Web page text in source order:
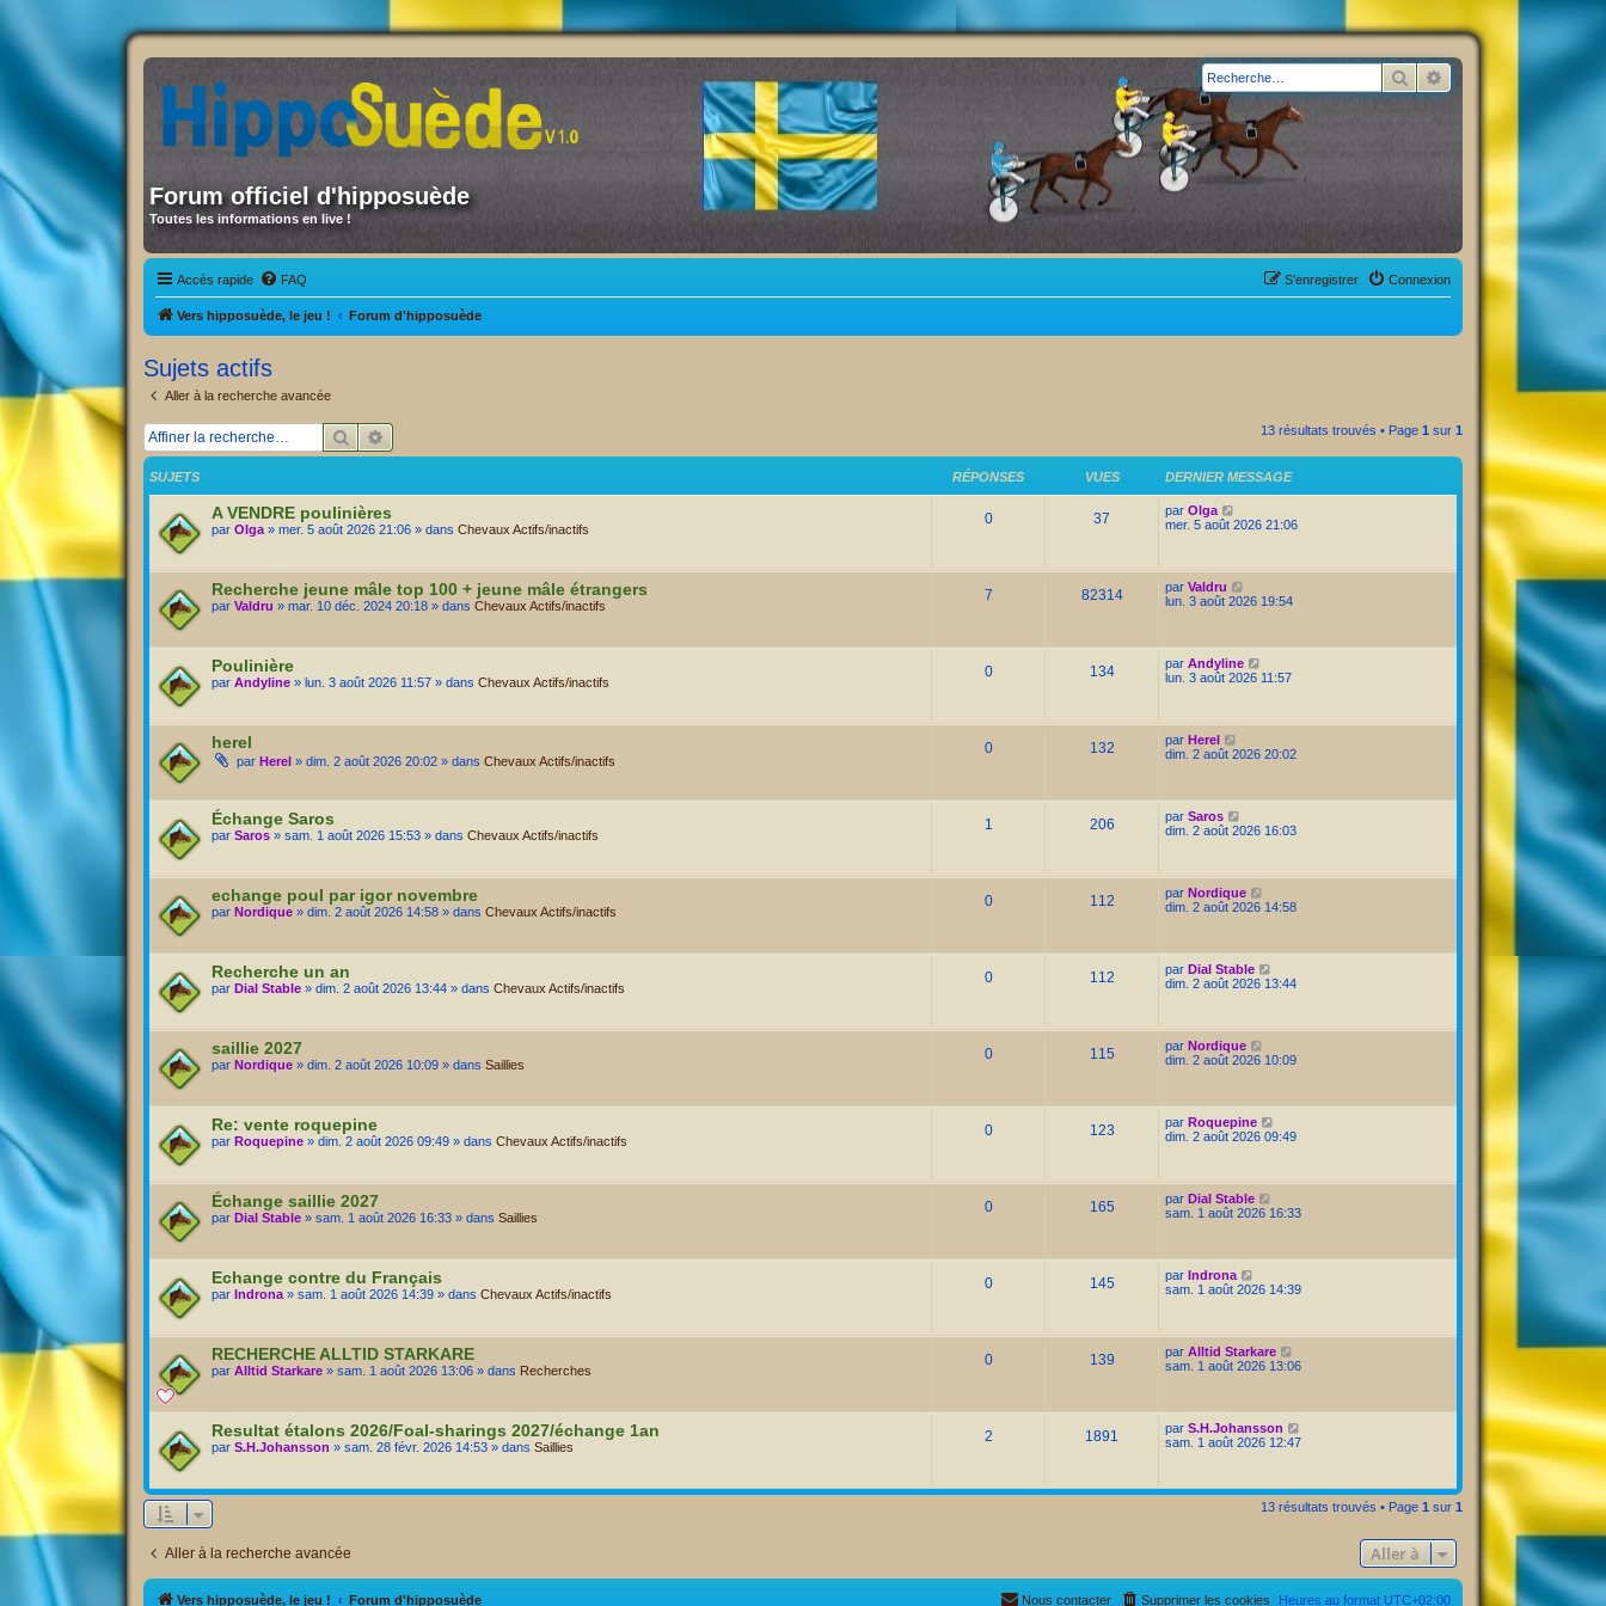
Forum officiel d'hipposuède
Toutes les informations en live !
Rechercher
Accès rapide FAQ Connexion
S’enregistrer
Vers hipposuède, le jeu ! Forum d'hipposuède
Sujets actifs
Aller à la recherche avancée
Rechercher 13 résultats trouvés • Page 1 sur 1
SUJETS RÉPONSES VUES DERNIER MESSAGE
A VENDRE poulinières
par Olga » mer. 5 août 2026 21:06 » dans Chevaux Actifs/inactifs
0 37 par Olga
mer. 5 août 2026 21:06
Recherche jeune mâle top 100 + jeune mâle étrangers
par Valdru » mar. 10 déc. 2024 20:18 » dans Chevaux Actifs/inactifs
7 82314 par Valdru
lun. 3 août 2026 19:54
Poulinière
par Andyline » lun. 3 août 2026 11:57 » dans Chevaux Actifs/inactifs
0 134 par Andyline
lun. 3 août 2026 11:57
herel
par Herel » dim. 2 août 2026 20:02 » dans Chevaux Actifs/inactifs
0 132 par Herel
dim. 2 août 2026 20:02
Échange Saros
par Saros » sam. 1 août 2026 15:53 » dans Chevaux Actifs/inactifs
1 206 par Saros
dim. 2 août 2026 16:03
echange poul par igor novembre
par Nordique » dim. 2 août 2026 14:58 » dans Chevaux Actifs/inactifs
0 112 par Nordique
dim. 2 août 2026 14:58
Recherche un an
par Dial Stable » dim. 2 août 2026 13:44 » dans Chevaux Actifs/inactifs
0 112 par Dial Stable
dim. 2 août 2026 13:44
saillie 2027
par Nordique » dim. 2 août 2026 10:09 » dans Saillies
0 115 par Nordique
dim. 2 août 2026 10:09
Re: vente roquepine
par Roquepine » dim. 2 août 2026 09:49 » dans Chevaux Actifs/inactifs
0 123 par Roquepine
dim. 2 août 2026 09:49
Échange saillie 2027
par Dial Stable » sam. 1 août 2026 16:33 » dans Saillies
0 165 par Dial Stable
sam. 1 août 2026 16:33
Echange contre du Français
par Indrona » sam. 1 août 2026 14:39 » dans Chevaux Actifs/inactifs
0 145 par Indrona
sam. 1 août 2026 14:39
RECHERCHE ALLTID STARKARE
par Alltid Starkare » sam. 1 août 2026 13:06 » dans Recherches
0 139 par Alltid Starkare
sam. 1 août 2026 13:06
Resultat étalons 2026/Foal-sharings 2027/échange 1an
par S.H.Johansson » sam. 28 févr. 2026 14:53 » dans Saillies
2 1891 par S.H.Johansson
sam. 1 août 2026 12:47
13 résultats trouvés • Page 1 sur 1
Aller à la recherche avancée Aller à
Vers hipposuède, le jeu ! Forum d'hipposuède Heures au format UTC+02:00
Supprimer les cookies
Nous contacter